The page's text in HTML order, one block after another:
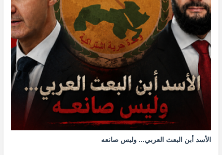
الأسد أبن البعث العربي... وليس صانعه